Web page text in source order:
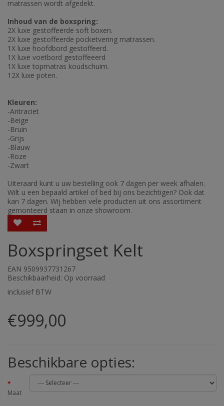
matrassen wordt afgedekt.
Inhoud van de boxspring:
2X luxe gestoffeerde soft boxen.
2X luxe gestoffeerde pocketvering matrassen.
1X luxe hoofdbord gestoffeerd.
1X luxe voetbord gestoffeeerd
1X luxe topmatras koudschuim.
12X luxe poten.
Kleuren:
-Antraciet
-Beige
-Bruin
-Grijs
-Blauw
-Roze
-Zwart
Uiteraard kunt u uw bestelling ook 7 dagen per week afhalen.
Wilt u een bepaald artikel of bed bij ons bezichtigen? Ook dat
kan 7 dagen. Wij hebben vele producten uit ons assortiment
gemonteerd staan in onze showroom.
Boxspringset Kelt
EAN 9509937731267
Beschikbaarheid: Op voorraad
inclusief BTW
€999,00
Beschikbare opties:
Maat